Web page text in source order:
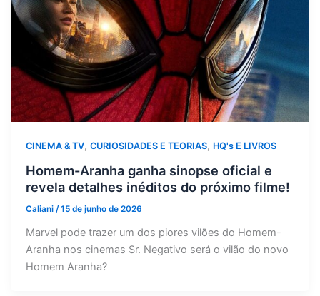
CINEMA & TV,CURIOSIDADES E TEORIAS, HQ's E LIVROS
Homem-Aranha ganha sinopse oficial e
revela detalhes inéditos do próximo filme!
Caliani/15 de junho de 2026
Marvel pode trazer um dos piores vilões do Homem-
Aranha nos cinemas Sr. Negativo será o vilão do novo
Homem Aranha?